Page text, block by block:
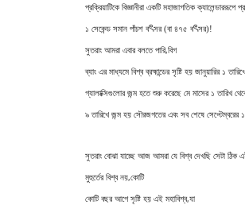
প্রক্রিয়াটিকে বিজ্ঞানীরা একটি মহাজাগতিক ক্যালেন্ডাররূপে
১ সেকেন্ড সমান পাঁচশ বৎসর (বা ৪৭৫ বৎসর)!
সুতরাং আমরা এবার বলতে পারি,বিগ
ব্যাং এর মাধ্যমে বিশ্ব ব্রহ্মান্ডের সৃষ্টি হয় জানুয়ারির ১
গ্যালাক্সিগুলোর জন্ম হতে শুরু করেছে মে মাসের ১ তারিখ
৯ তারিখে জন্ম হয় সৌরজগতের এবং সব শেষে সেপ্টেম্বরের
সুতরাং বোঝা যাচ্ছে আজ আমরা যে বিশ্ব দেখছি সেটা ঠিক
মুহুর্তের বিশ্ব নয়,কোটি
কোটি বছর আগে সৃষ্টি হয় এই মহাবিশ্ব,যা